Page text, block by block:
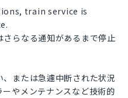
train service is
らなる通知があるまで停止
または急遽中断された状況
やメンテナンスなど技術的